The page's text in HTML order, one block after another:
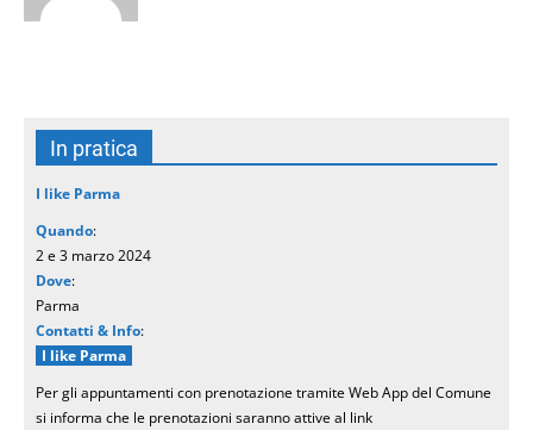
In pratica
I like Parma
Quando:
2 e 3 marzo 2024
Dove:
Parma
Contatti & Info:
I like Parma
Per gli appuntamenti con prenotazione tramite Web App del Comune
si informa che le prenotazioni saranno attive al link